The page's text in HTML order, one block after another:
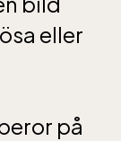
eller
på